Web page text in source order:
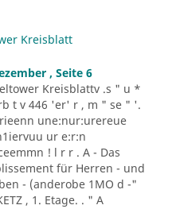
Kreisblatt
, Seite 6
Kreisblattv .s " u *
t v 446 'er' r , m " se " '.
une:nur:urereue
ur e:r:n
! l r r . A - Das
für Herren - und
- (anderobe 1MO d -"
, 1. Etage. . " A